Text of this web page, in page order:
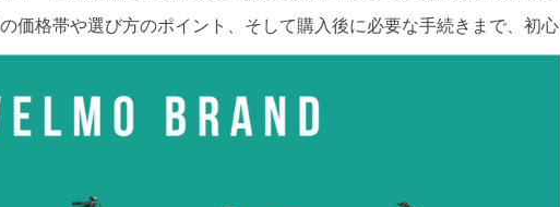
価格帯や選び方のポイント、そして購入後に必要な手続きまで、初心